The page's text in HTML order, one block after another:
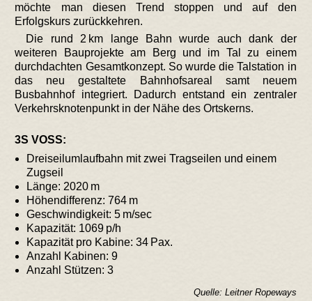
möchte man diesen Trend stoppen und auf den
Erfolgskurs zurückkehren.
Die rund 2 km lange Bahn wurde auch dank der
weiteren Bauprojekte am Berg und im Tal zu einem
durchdachten Gesamtkonzept. So wurde die Talstation in
das neu gestaltete Bahnhofsareal samt neuem
Busbahnhof integriert. Dadurch entstand ein zentraler
Verkehrsknotenpunkt in der Nähe des Ortskerns.
3S VOSS:
Dreiseilumlaufbahn mit zwei Tragseilen und einem
Zugseil
Länge: 2020 m
Höhendifferenz: 764 m
Geschwindigkeit: 5 m/sec
Kapazität: 1069 p/h
Kapazität pro Kabine: 34 Pax.
Anzahl Kabinen: 9
Anzahl Stützen: 3
Quelle: Leitner Ropeways